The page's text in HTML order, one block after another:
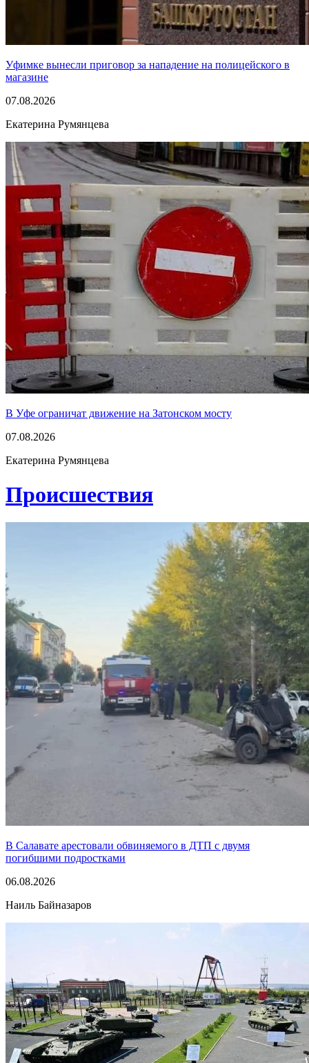
Уфимке вынесли приговор за нападение на полицейского в
магазине
07.08.2026
Екатерина Румянцева
В Уфе ограничат движение на Затонском мосту
07.08.2026
Екатерина Румянцева
Проиcшествия
В Салавате арестовали обвиняемого в ДТП с двумя
погибшими подростками
06.08.2026
Наиль Байназаров